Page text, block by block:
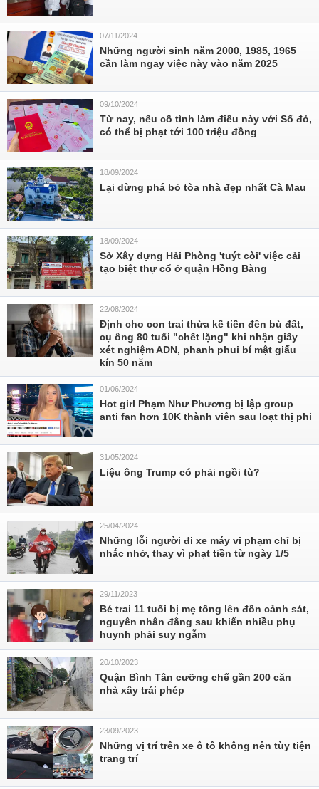
07/11/2024
Những người sinh năm 2000, 1985, 1965
cần làm ngay việc này vào năm 2025
09/10/2024
Từ nay, nếu cố tình làm điều này với Sổ đỏ,
có thể bị phạt tới 100 triệu đồng
18/09/2024
Lại dừng phá bỏ tòa nhà đẹp nhất Cà Mau
18/09/2024
Sở Xây dựng Hải Phòng 'tuýt còi' việc cải
tạo biệt thự cổ ở quận Hồng Bàng
22/08/2024
Định cho con trai thừa kế tiền đền bù đất,
cụ ông 80 tuổi "chết lặng" khi nhận giấy
xét nghiệm ADN, phanh phui bí mật giấu
kín 50 năm
01/06/2024
Hot girl Phạm Như Phương bị lập group
anti fan hơn 10K thành viên sau loạt thị phi
31/05/2024
Liệu ông Trump có phải ngồi tù?
25/04/2024
Những lỗi người đi xe máy vi phạm chỉ bị
nhắc nhở, thay vì phạt tiền từ ngày 1/5
29/11/2023
Bé trai 11 tuổi bị mẹ tống lên đồn cảnh sát,
nguyên nhân đằng sau khiến nhiều phụ
huynh phải suy ngẫm
20/10/2023
Quận Bình Tân cưỡng chế gần 200 căn
nhà xây trái phép
23/09/2023
Những vị trí trên xe ô tô không nên tùy tiện
trang trí